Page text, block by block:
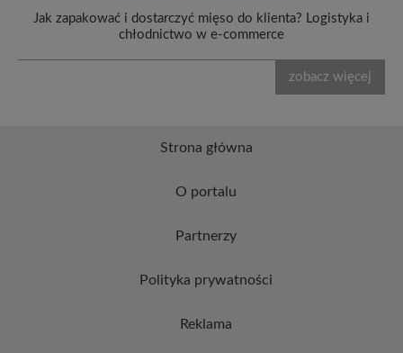
Jak zapakować i dostarczyć mięso do klienta? Logistyka i
chłodnictwo w e-commerce
zobacz więcej
Strona główna
O portalu
Partnerzy
Polityka prywatności
Reklama